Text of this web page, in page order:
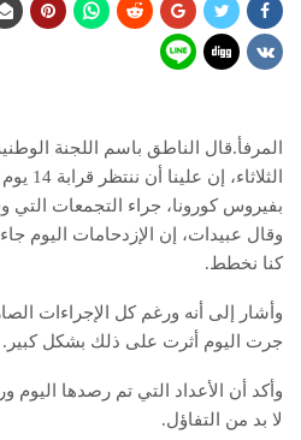
المرفأ.قال الناطق باسم اللجنة
بفيروس كورونا، جراء التجمعات التي
وقال عبيدات، إن الإزدحامات
كنا نخطط.
وأشار إلى أنه ورغم كل الإجراءات
جرت اليوم أثرت على ذلك بشكل كبير.
وأكد أن الأعداد التي تم رصدها اليوم
لا بد من التفاؤل.